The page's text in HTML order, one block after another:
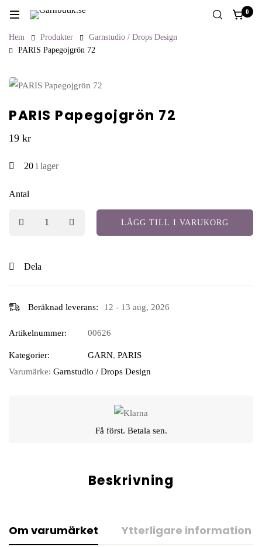
0
Hem Produkter
Garnstudio / Drops Design
PARIS Papegojgrön 72
PARIS Papegojgrön 72
19 kr
20 i lager
Antal
LÄGG TILL I VARUKORG
Dela
Beräknad leverans: 12 - 13 aug, 2026
Artikelnummer: 00626
Kategorier: GARN, PARIS
Varumärke: Garnstudio / Drops Design
Få först. Betala sen.
Beskrivning
Om varumärket Ytterligare information